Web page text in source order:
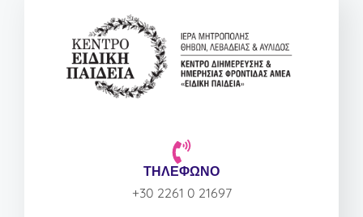
ΤΗΛΕΦΩΝΟ
+30 2261 0 21697